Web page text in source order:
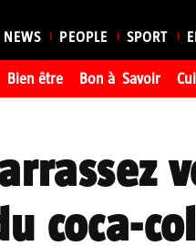
NEWS PEOPLE SPORT
Bien être Bon à Savoir
coca-